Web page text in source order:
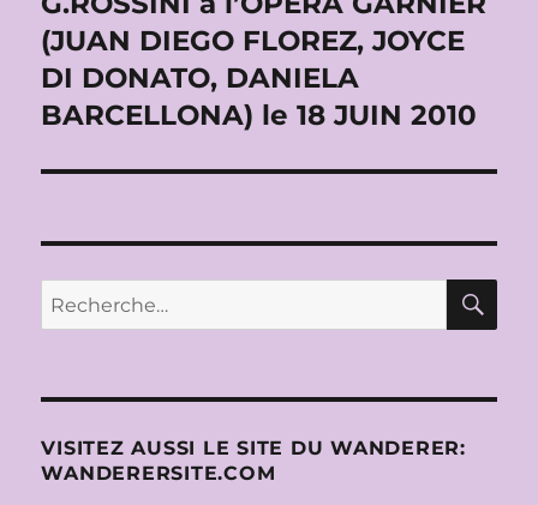
(JUAN DIEGO FLOREZ, JOYCE
DI DONATO, DANIELA
BARCELLONA) le 18 JUIN 2010
Recherche
pour :
VISITEZ AUSSI LE SITE DU WANDERER:
WANDERERSITE.COM